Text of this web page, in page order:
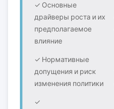
✓ Основные
драйверы роста и их
предполагаемое
влияние
✓ Нормативные
допущения и риск
изменения политики
✓